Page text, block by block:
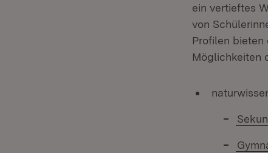
ein vertieftes
von
Profilen
Möglichkeiten